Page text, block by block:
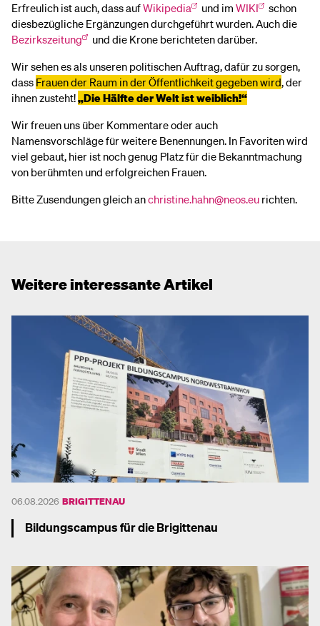
Erfreulich ist auch, dass aufWikipedia und im WIKI
schon
diesbezügliche Ergänzungen durchgeführt wurden. Auch die
Bezirkszeitung
und die Krone berichteten darüber.
Wir sehen es als unseren politischen Auftrag, dafür zu sorgen,
dass Frauen der Raum in der Öffentlichkeit gegeben wird, der
ihnen zusteht!„Die Hälfte der Welt ist weiblich!“
Wir freuen uns über Kommentare oder auch
Namensvorschläge für weitere Benennungen. In Favoriten wird
viel gebaut, hier ist noch genug Platz für die Bekanntmachung
von berühmten und erfolgreichen Frauen.
Bitte Zusendungen gleich anchristine.hahn@neos.eu richten.
Weitere interessante Artikel
06.08.2026 BRIGITTENAU
Bildungscampus für die Brigittenau